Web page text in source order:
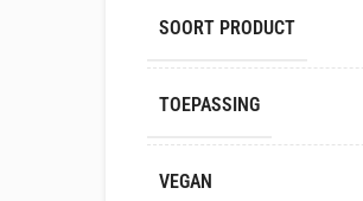
SOORT PRODUCT
TOEPASSING
VEGAN